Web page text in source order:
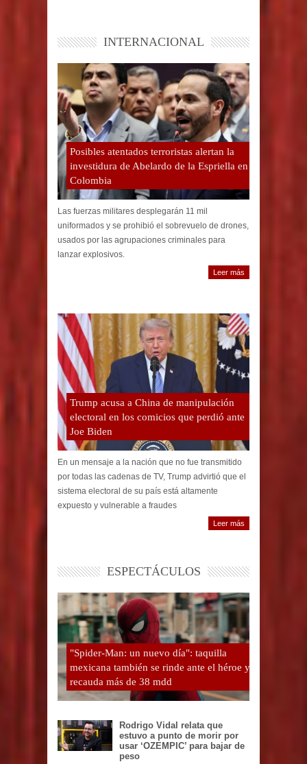
INTERNACIONAL
Posibles atentados terroristas alertan la
investidura de Abelardo de la Espriella en
Colombia
Las fuerzas militares desplegarán 11 mil
uniformados y se prohibió el sobrevuelo de drones,
usados por las agrupaciones criminales para
lanzar explosivos.
Leer más
Trump acusa a China de manipulación
electoral en los comicios que perdió ante
Joe Biden
En un mensaje a la nación que no fue transmitido
por todas las cadenas de TV, Trump advirtió que el
sistema electoral de su país está altamente
expuesto y vulnerable a fraudes
Leer más
ESPECTÁCULOS
"Spider-Man: un nuevo día": taquilla
mexicana también se rinde ante el héroe y
recauda más de 38 mdd
Rodrigo Vidal relata que
estuvo a punto de morir por
usar ‘OZEMPIC’ para bajar de
peso